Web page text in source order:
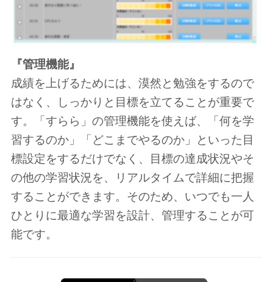
『管理機能』
成績を上げるためには、漠然と勉強をするので
はなく、しっかりと目標を立てることが重要で
す。「すらら」の管理機能を使えば、「何を学
習するのか」「どこまでやるのか」といった目
標設定をするだけでなく、目標の達成状況やそ
の他の学習状況を、リアルタイムで詳細に把握
することができます。そのため、いつでも一人
ひとりに最適な学習を設計、管理することが可
能です。